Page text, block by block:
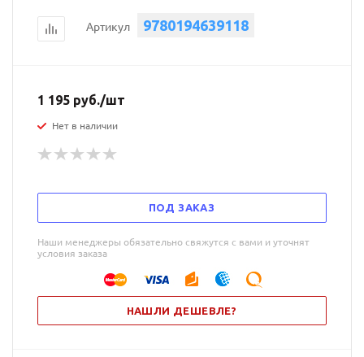
Артикул 9780194639118
1 195 руб./шт
Нет в наличии
ПОД ЗАКАЗ
Наши менеджеры обязательно свяжутся с вами и уточнят
условия заказа
НАШЛИ ДЕШЕВЛЕ?